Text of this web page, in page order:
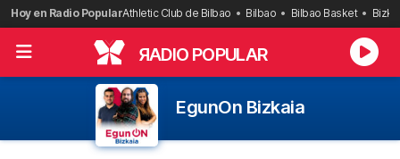
Saltar
al
contenido
Hoy en Radio PopularAthletic Club de Bilbao Bilbao Bilbao Basket
RADIO POPULAR
EgunOn Bizkaia